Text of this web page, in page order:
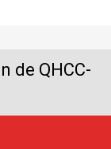
de QHCC-